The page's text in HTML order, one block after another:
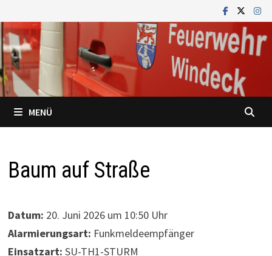
Inhalt
springen
MENÜ
Baum auf Straße
Datum: 20. Juni 2026 um 10:50 Uhr
Alarmierungsart: Funkmeldeempfänger
Einsatzart: SU-TH1-STURM